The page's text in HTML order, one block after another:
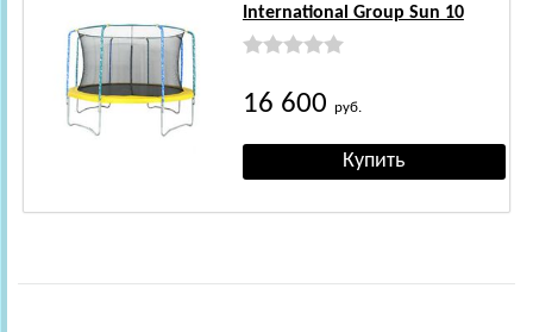
International Group Sun 10
16 600 руб.